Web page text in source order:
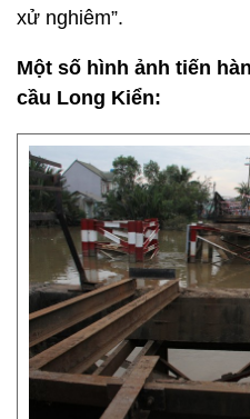
xử nghiêm”.
Một số hình ảnh tiến
cầu Long Kiển: